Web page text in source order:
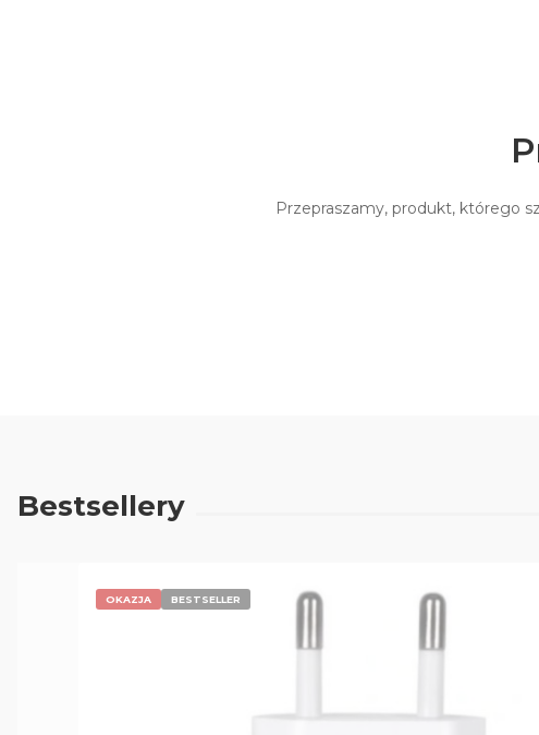
Przepraszamy, produkt, którego
Bestsellery
OKAZJA BESTSELLER